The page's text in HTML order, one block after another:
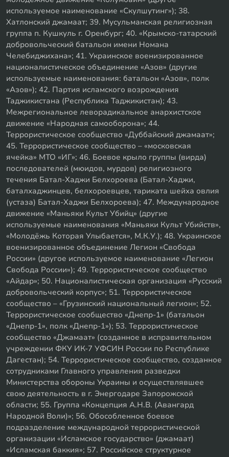
используемое наименование «Скулшутинг»); 38.
Хатлонский джамаат; 39. Мусульманская религиозная
группа п. Кушкуль г. Оренбург; 40. «Крымско-татарский
добровольческий батальон имени Номана
Челебиджихана»; 41. Украинское военизированное
националистическое объединение «Азов» (другие
используемые наименования: батальон «Азов», полк
«Азов»); 42. Партия исламского возрождения
Таджикистана (Республика Таджикистан); 43.
Межрегиональное леворадикальное анархистское
движение «Народная самооборона»; 44.
Террористическое сообщество «Дуббайский джамаат»;
45. Террористическое сообщество – «московская
ячейка» МТО «ИГ»; 46. Боевое крыло группы (вирда)
последователей (мюидов, мурдов) религиозного
течения Батал-Хаджи Белхороева (Батал-Хаджи,
баталхаджинцев, белхороевцев, тариката шейха овлия
(устаза) Батал-Хаджи Белхороева); 47. Международное
движение «Маньяки Культ Убийц» (другие
используемые наименования «Маньяки Культ Убийств»,
«Молодёжь Которая Улыбается», М.К.У.); 48. Украинское
военизированное объединение Легион «Свобода
России» (другое используемое наименование «Легион
Свобода России»); 49. Террористическое сообщество
«Айдар»; 50. Националистическая организация «Русский
добровольческий корпус»; 51. Террористическое
сообщество – «Грузинский национальный легион»; 52.
Террористическое сообщество «Днепр-1» (батальон
«Днепр-1», полк «Днепр-1»); 53. Террористическое
сообщество «Джамаат» (созданное в исправительном
учреждении ФКУ ИК-7 УФСИН России по Республике
Дагестан); 54. Террористическое сообщество, созданное
сотрудниками Главного управления разведки
Министерства обороны Украины и осуществлявшее
свою деятельность в г. Энергодаре Запорожской
области; 55. Группа «Концепция А.Н.В. (Авангард
Народной Воли)»; 56. Обособленное боевое
подразделение международной террористической
организации «Исламское государство» (джамаат)
«Исламская баккия»; 57. Российское структурное